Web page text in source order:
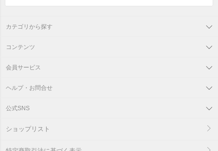
カテゴリから探す
コンテンツ
会員サービス
ヘルプ・お問合せ
公式SNS
ショップリスト